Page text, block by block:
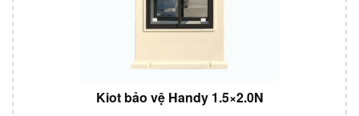
Kiot bảo vệ Handy 1.5×2.0N